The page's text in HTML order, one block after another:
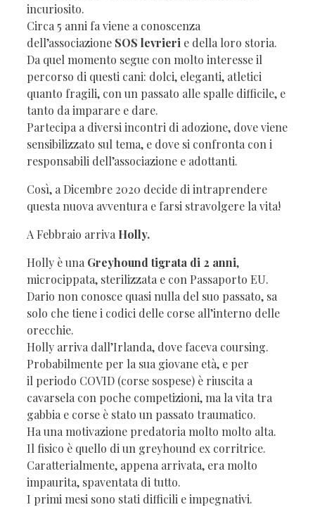
incuriosito.
Circa 5 anni fa viene a conoscenza
dell’associazione SOS levrieri e della loro storia.
Da quel momento segue con molto interesse il
percorso di questi cani: dolci, eleganti, atletici
quanto fragili, con un passato alle spalle difficile, e
tanto da imparare e dare.
Partecipa a diversi incontri di adozione, dove viene
sensibilizzato sul tema, e dove si confronta con i
responsabili dell’associazione e adottanti.
Così, a Dicembre 2020 decide di intraprendere
questa nuova avventura e farsi stravolgere la vita!
A Febbraio arriva Holly.
Holly è una Greyhound tigrata di 2 anni,
microcippata, sterilizzata e con Passaporto EU.
Dario non conosce quasi nulla del suo passato, sa
solo che tiene i codici delle corse all’interno delle
orecchie.
Holly arriva dall’Irlanda, dove faceva coursing.
Probabilmente per la sua giovane età, e per
il periodo COVID (corse sospese) è riuscita a
cavarsela con poche competizioni, ma la vita tra
gabbia e corse è stato un passato traumatico.
Ha una motivazione predatoria molto molto alta.
Il fisico è quello di un greyhound ex corritrice.
Caratterialmente, appena arrivata, era molto
impaurita, spaventata di tutto.
I primi mesi sono stati difficili e impegnativi.